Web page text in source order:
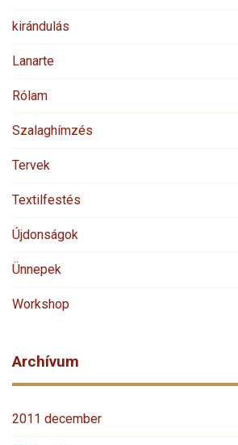
kirándulás
Lanarte
Rólam
Szalaghímzés
Tervek
Textilfestés
Újdonságok
Ünnepek
Workshop
Archívum
2011 december